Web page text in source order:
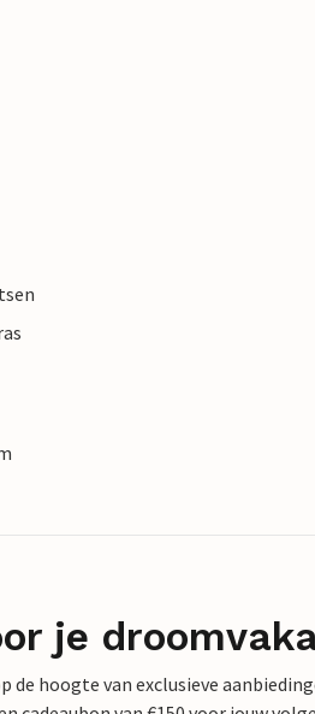
je
hoogte van exclusieve